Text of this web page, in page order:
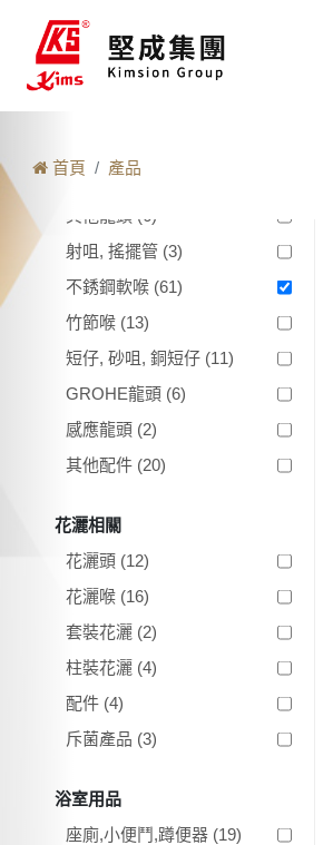
首頁 產品
風琴喉 (5)
KV龍頭 (18)
其他龍頭 (6)
射咀, 搖擺管 (3)
不銹鋼軟喉 (61)
竹節喉 (13)
短仔, 砂咀, 銅短仔 (11)
GROHE龍頭 (6)
感應龍頭 (2)
其他配件 (20)
花灑相關
花灑頭 (12)
花灑喉 (16)
套裝花灑 (2)
柱裝花灑 (4)
配件 (4)
斥菌產品 (3)
浴室用品
座廁,小便鬥,蹲便器 (19)